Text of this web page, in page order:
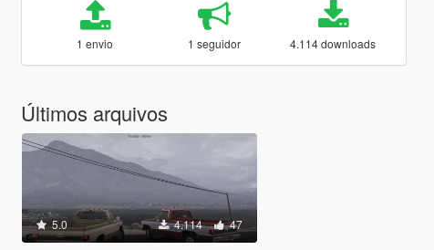
1 envio 1 seguidor 4.114 downloads
Últimos arquivos
5.0 4.114 47